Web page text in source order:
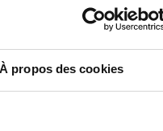
À propos des cookies